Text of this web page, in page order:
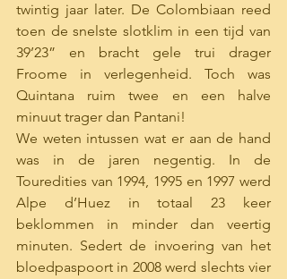
twintig jaar later. De Colombiaan reed
toen de snelste slotklim in een tijd van
39’23” en bracht gele trui drager
Froome in verlegenheid. Toch was
Quintana ruim twee en een halve
minuut trager dan Pantani!
We weten intussen wat er aan de hand
was in de jaren negentig. In de
Touredities van 1994, 1995 en 1997 werd
Alpe d’Huez in totaal 23 keer
beklommen in minder dan veertig
minuten. Sedert de invoering van het
bloedpaspoort in 2008 werd slechts vier